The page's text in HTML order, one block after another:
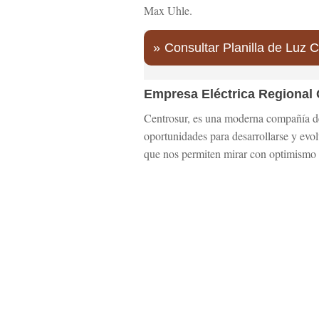
Max Uhle.
Consultar Planilla de Luz
Empresa Eléctrica Regional
Centrosur, es una moderna compañía
oportunidades para desarrollarse y
que nos permiten mirar con